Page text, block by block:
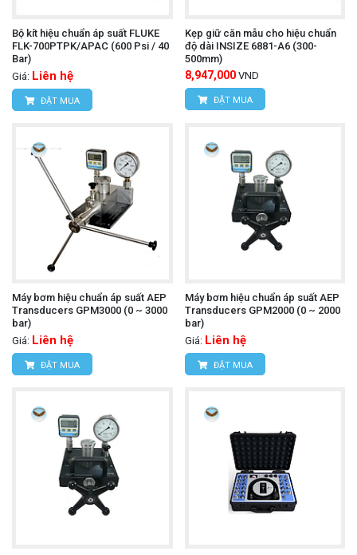
Bộ kít hiệu chuẩn áp suất FLUKE
FLK-700PTPK/APAC (600 Psi / 40
Bar)
Giá: Liên hệ
ĐẶT MUA
Kẹp giữ căn mẫu cho hiệu chuẩn
độ dài INSIZE 6881-A6 (300-
500mm)
8,947,000 VND
ĐẶT MUA
Máy bơm hiệu chuẩn áp suất AEP
Transducers GPM3000 (0 ~ 3000
bar)
Giá: Liên hệ
ĐẶT MUA
Máy bơm hiệu chuẩn áp suất AEP
Transducers GPM2000 (0 ~ 2000
bar)
Giá: Liên hệ
ĐẶT MUA